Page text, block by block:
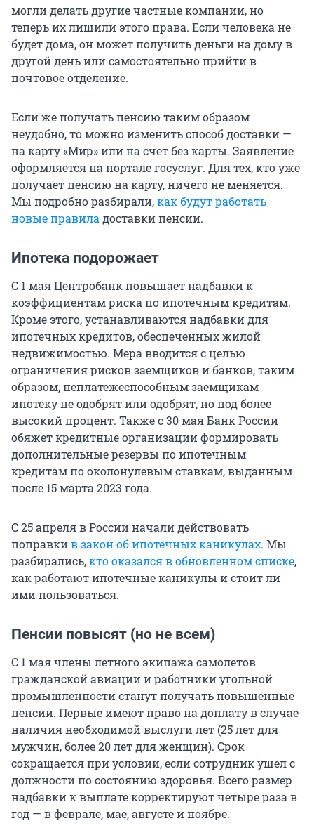
могли делать другие частные компании, но
теперь их лишили этого права. Если человека не
будет дома, он может получить деньги на дому в
другой день или самостоятельно прийти в
почтовое отделение.
Если же получать пенсию таким образом
неудобно, то можно изменить способ доставки —
на карту «Мир» или на счет без карты. Заявление
оформляется на портале госуслуг. Для тех, кто уже
получает пенсию на карту, ничего не меняется.
Мы подробно разбирали,как будут работать
новые правила доставки пенсии.
Ипотека подорожает
C 1 мая Центробанк повышает надбавки к
коэффициентам риска по ипотечным кредитам.
Кроме этого, устанавливаются надбавки для
ипотечных кредитов, обеспеченных жилой
недвижимостью. Мера вводится с целью
ограничения рисков заемщиков и банков, таким
образом, неплатежеспособным заемщикам
ипотеку не одобрят или одобрят, но под более
высокий процент. Также с 30 мая Банк России
обяжет кредитные организации формировать
дополнительные резервы по ипотечным
кредитам по околонулевым ставкам, выданным
после 15 марта 2023 года.
С 25 апреля в России начали действовать
поправкив закон об ипотечных каникулах. Мы
разбирались,кто оказался в обновленном списке,
как работают ипотечные каникулы и стоит ли
ими пользоваться.
Пенсии повысят (но не всем)
С 1 мая члены летного экипажа самолетов
гражданской авиации и работники угольной
промышленности станут получать повышенные
пенсии. Первые имеют право на доплату в случае
наличия необходимой выслуги лет (25 лет для
мужчин, более 20 лет для женщин). Срок
сокращается при условии, если сотрудник ушел с
должности по состоянию здоровья. Всего размер
надбавки к выплате корректируют четыре раза в
год — в феврале, мае, августе и ноябре.